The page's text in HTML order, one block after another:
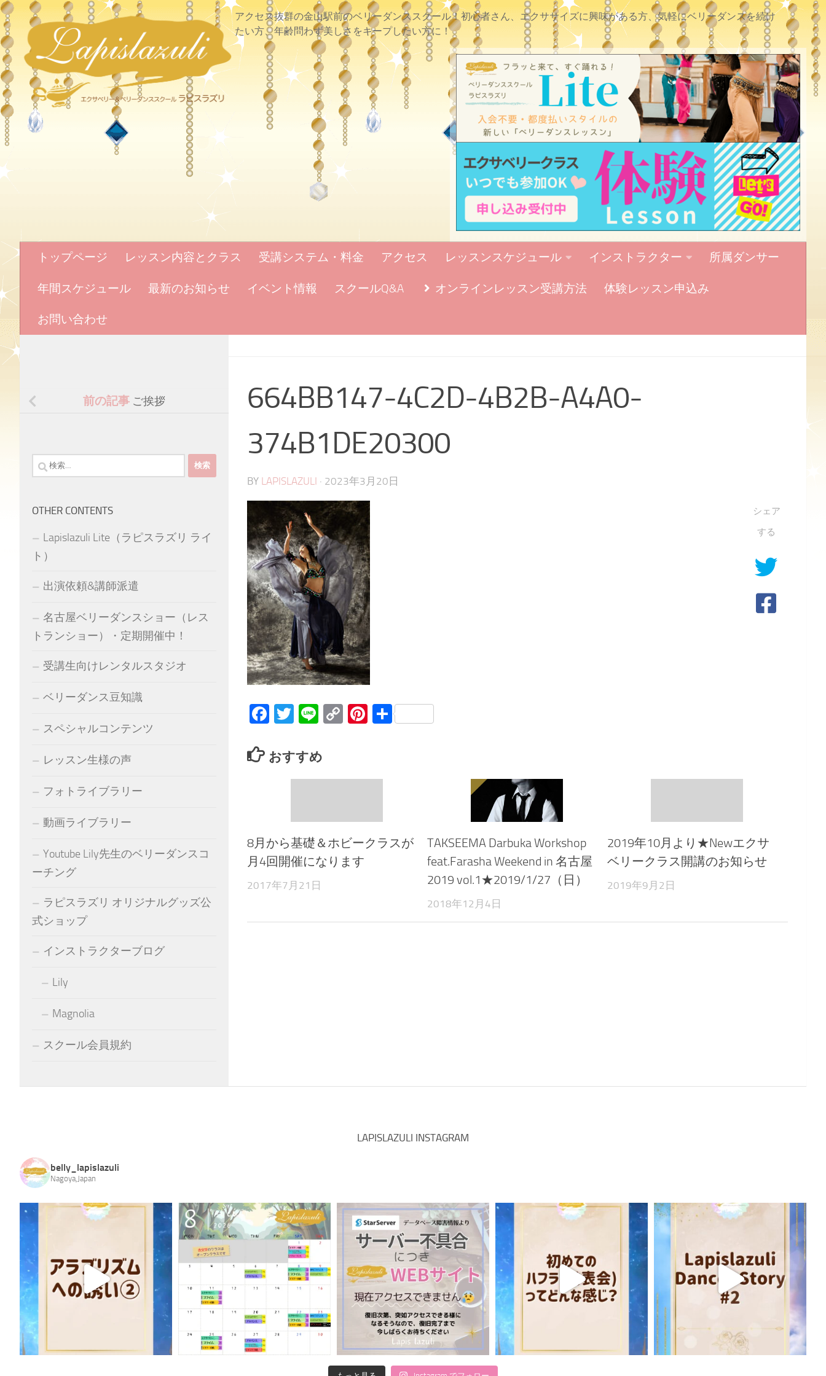
アクセス抜群の金山駅前のベリーダンススクール！初心者さん、エクササイズに興味がある方、気軽にベリーダンスを続け
たい方、年齢問わず美しさをキープしたい方に！
トップページ レッスン内容とクラス 受講システム・料金 アクセス レッスンスケジュール インストラクター 所属ダンサー
年間スケジュール 最新のお知らせ イベント情報 スクールQ&A オンラインレッスン受講方法 体験レッスン申込み
お問い合わせ
664BB147-4C2D-4B2B-A4A0-
374B1DE20300
BY LAPISLAZULI · 2023年3月20日
Facebook
Twitter
LineCopyPinterest
共
シェア
する
おすすめ
8月から基礎＆ホビークラスが
月4回開催になります
2017年7月21日
TAKSEEMA Darbuka Workshop
feat.Farasha Weekend in 名古屋
2019 vol.1★2019/1/27（日）
2018年12月4日
2019年10月より★Newエクサ
ベリークラス開講のお知らせ
2019年9月2日
前の記事 ご挨拶
検
索:
OTHER CONTENTS
Lapislazuli Lite（ラピスラズリ ライ
ト）
出演依頼&講師派遣
名古屋ベリーダンスショー（レス
トランショー）・定期開催中！
受講生向けレンタルスタジオ
ベリーダンス豆知識
スペシャルコンテンツ
レッスン生様の声
フォトライブラリー
動画ライブラリー
Youtube Lily先生のベリーダンスコ
ーチング
ラピスラズリ オリジナルグッズ公
式ショップ
インストラクターブログ
Lily
Magnolia
スクール会員規約
LAPISLAZULI INSTAGRAM
belly_lapislazuli
Nagoya,Japan